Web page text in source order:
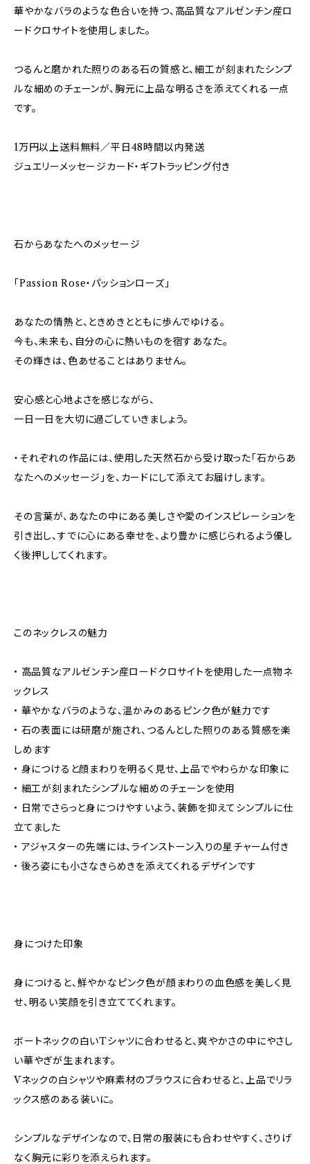
華やかなバラのような色合いを持つ、高品質なアルゼンチン産ロ
ードクロサイトを使用しました。
つるんと磨かれた照りのある石の質感と、細工が刻まれたシンプ
ルな細めのチェーンが、胸元に上品な明るさを添えてくれる一点
です。
1万円以上送料無料／平日48時間以内発送
ジュエリーメッセージカード・ギフトラッピング付き
石からあなたへのメッセージ
「Passion Rose・パッションローズ」
あなたの情熱と、ときめきとともに歩んでゆける。
今も、未来も、自分の心に熱いものを宿すあなた。
その輝きは、色あせることはありません。
安心感と心地よさを感じながら、
一日一日を大切に過ごしていきましょう。
・それぞれの作品には、使用した天然石から受け取った「石からあ
なたへのメッセージ」を、カードにして添えてお届けします。
その言葉が、あなたの中にある美しさや愛のインスピレーションを
引き出し、すでに心にある幸せを、より豊かに感じられるよう優し
く後押ししてくれます。
このネックレスの魅力
• 高品質なアルゼンチン産ロードクロサイトを使用した一点物ネ
ックレス
• 華やかなバラのような、温かみのあるピンク色が魅力です
• 石の表面には研磨が施され、つるんとした照りのある質感を楽
しめます
• 身につけると顔まわりを明るく見せ、上品でやわらかな印象に
• 細工が刻まれたシンプルな細めのチェーンを使用
• 日常でさらっと身につけやすいよう、装飾を抑えてシンプルに仕
立てました
• アジャスターの先端には、ラインストーン入りの星チャーム付き
• 後ろ姿にも小さなきらめきを添えてくれるデザインです
身につけた印象
身につけると、鮮やかなピンク色が顔まわりの血色感を美しく見
せ、明るい笑顔を引き立ててくれます。
ボートネックの白いTシャツに合わせると、爽やかさの中にやさし
い華やぎが生まれます。
Vネックの白シャツや麻素材のブラウスに合わせると、上品でリラ
ックス感のある装いに。
シンプルなデザインなので、日常の服装にも合わせやすく、さりげ
なく胸元に彩りを添えられます。